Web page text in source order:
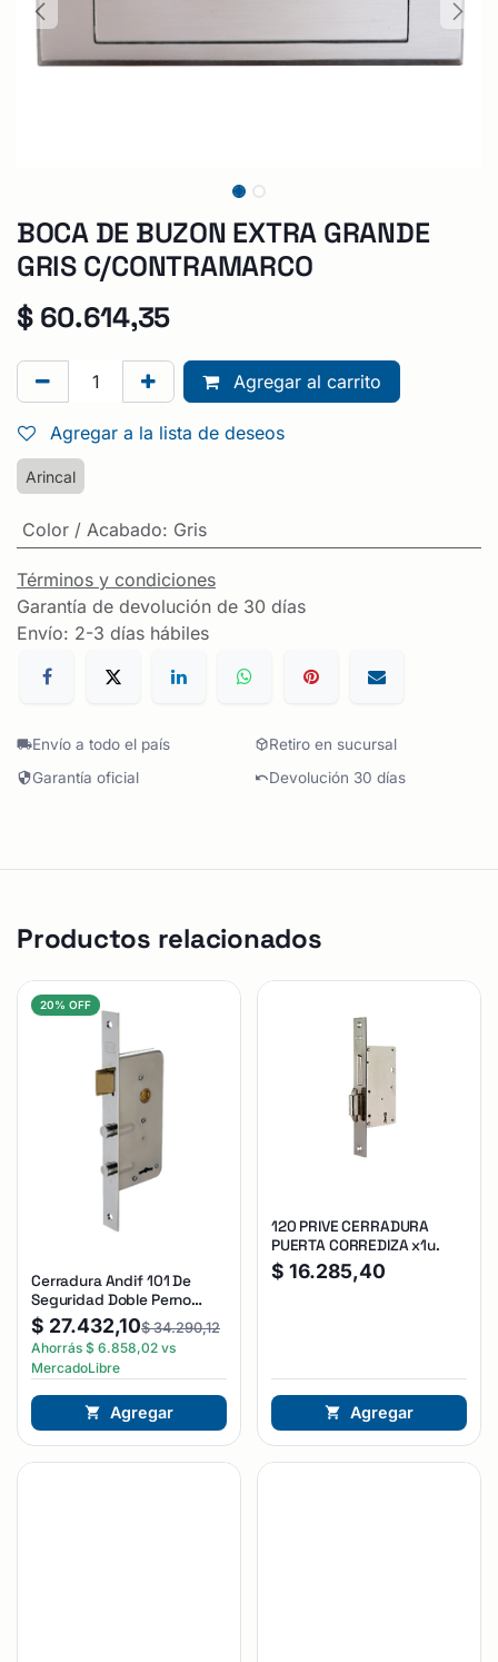
BOCA DE BUZON EXTRA GRANDE
GRIS C/CONTRAMARCO
$ 60.614,35
Agregar al carrito
Agregar a la lista de deseos
Arincal
Color / Acabado: Gris
Términos y condiciones
Garantía de devolución de 30 días
Envío: 2-3 días hábiles
Envío a todo el país
Retiro en sucursal
Garantía oficial
Devolución 30 días
Productos relacionados
20% OFF
Cerradura Andif 101 De
Seguridad Doble Perno
Reforzada Plateado
$ 27.432,10$34.290,12
Ahorrás $ 6.858,02 vs
MercadoLibre
Agregar
120 PRIVE CERRADURA
PUERTA CORREDIZA x1u.
$ 16.285,40
Agregar